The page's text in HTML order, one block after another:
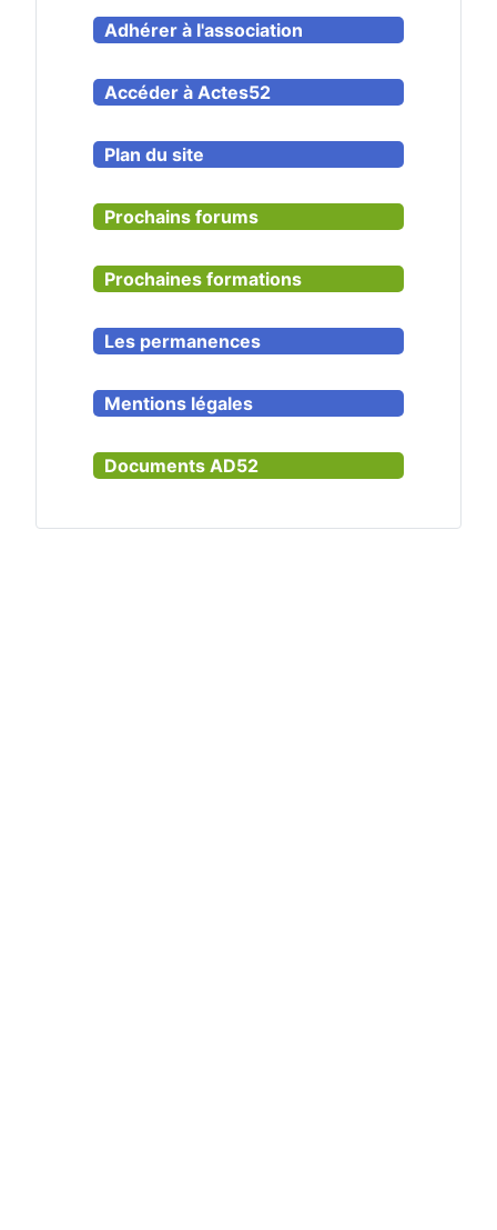
Adhérer à l'association
Accéder à Actes52
Plan du site
Prochains forums
Prochaines formations
Les permanences
Mentions légales
Documents AD52